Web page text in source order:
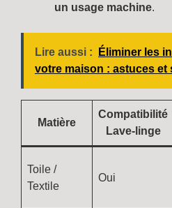
un usage machine.
Lire aussi :
Éliminer les
votre maison : astuces et
Matière
Compatibilité
Lave-linge
Toile /
Textile
Oui